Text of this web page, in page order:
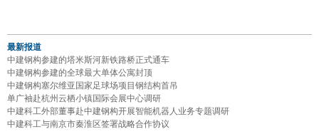
最新报道
中建钢构参建的塔米斯河新铁路桥正式通车
中建钢构参建的全球最大单体公寓封顶
中建钢构塞尔维亚国家足球场项目钢结构首吊
单广袖赴杭州云栖小镇国际会展中心调研
中建科工外部董事赴中建钢构开展智能机器人业务专题调研
中建科工与南京市秦淮区签署战略合作协议